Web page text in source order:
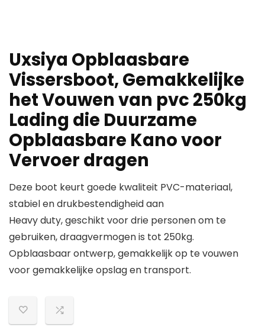
Uxsiya Opblaasbare
Vissersboot, Gemakkelijke
het Vouwen van pvc 250kg
Lading die Duurzame
Opblaasbare Kano voor
Vervoer dragen
Deze boot keurt goede kwaliteit PVC-materiaal,
stabiel en drukbestendigheid aan
Heavy duty, geschikt voor drie personen om te
gebruiken, draagvermogen is tot 250kg.
Opblaasbaar ontwerp, gemakkelijk op te vouwen
voor gemakkelijke opslag en transport.